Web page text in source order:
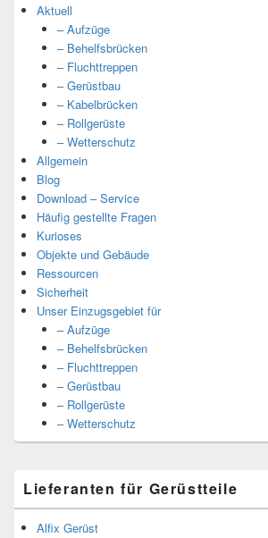
Cham
Bauaufzüge
Aktuell
– Aufzüge
– Behelfsbrücken
– Fluchttreppen
– Gerüstbau
– Kabelbrücken
– Rollgerüste
– Wetterschutz
Allgemein
Blog
Download – Service
Häufig gestellte Fragen
Kurioses
Objekte und Gebäude
Ressourcen
Sicherheit
Unser Einzugsgebiet für
– Aufzüge
– Behelfsbrücken
– Fluchttreppen
– Gerüstbau
– Rollgerüste
– Wetterschutz
Lieferanten für Gerüstteile
Alfix Gerüst